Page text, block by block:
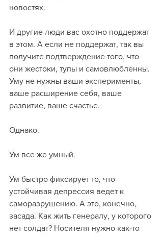
новостях.
И другие люди вас охотно поддержат
в этом. А если не поддержат, так вы
получите подтверждение того, что
они жестоки, тупы и самовлюбленны.
Уму не нужны ваши эксперименты,
ваше расширение себя, ваше
развитие, ваше счастье.
Однако.
Ум все же умный.
Ум быстро фиксирует то, что
устойчивая депрессия ведет к
саморазрушению. А это, конечно,
засада. Как жить генералу, у которого
нет солдат? Носителя нужно как-то